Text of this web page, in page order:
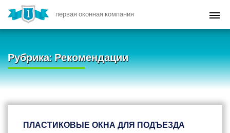
первая оконная компания
Рубрика:Рекомендации
ПЛАСТИКОВЫЕ ОКНА ДЛЯ ПОДЪЕЗДА